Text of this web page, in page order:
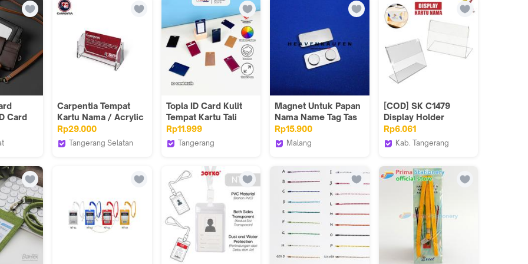
Name
Anti
Wrap Original
Card
Carpentia Tempat
Kartu Nama / Acrylic
Name Card Holder -
Horizontal - Style 2
Rp29.000
Tangerang Selatan
Topla ID Card Kulit
Tempat Kartu Tali
Name Tag Biru Hijau
Hitam Merah
Rp11.999
Tangerang
Magnet Untuk Papan
Nama Name Tag Tas
Dll Silver Ukuran 3
cm x 1,3 cm Harga
Per Pasang
Rp15.900
Malang
[COD] SK C1479
Display Holder
Acrylic Transparan
Model Dudukan
Label Nama
Rp6.061
Kab. Tangerang